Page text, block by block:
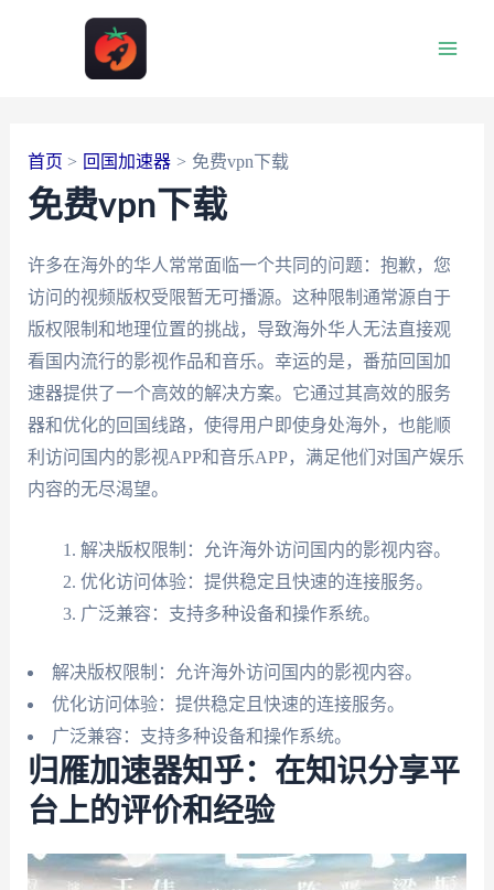
首页 回国加速器 免费vpn下载
免费vpn下载
许多在海外的华人常常面临一个共同的问题：抱歉，您
访问的视频版权受限暂无可播源。这种限制通常源自于
版权限制和地理位置的挑战，导致海外华人无法直接观
看国内流行的影视作品和音乐。幸运的是，番茄回国加
速器提供了一个高效的解决方案。它通过其高效的服务
器和优化的回国线路，使得用户即使身处海外，也能顺
利访问国内的影视APP和音乐APP，满足他们对国产娱乐
内容的无尽渴望。
解决版权限制：允许海外访问国内的影视内容。
优化访问体验：提供稳定且快速的连接服务。
广泛兼容：支持多种设备和操作系统。
解决版权限制：允许海外访问国内的影视内容。
优化访问体验：提供稳定且快速的连接服务。
广泛兼容：支持多种设备和操作系统。
归雁加速器知乎：在知识分享平
台上的评价和经验